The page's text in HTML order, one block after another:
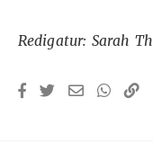
Redigatur: Sarah